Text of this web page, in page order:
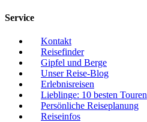
Service
Kontakt
Reisefinder
Gipfel und Berge
Unser Reise-Blog
Erlebnisreisen
Lieblinge: 10 besten Touren
Persönliche Reiseplanung
Reiseinfos